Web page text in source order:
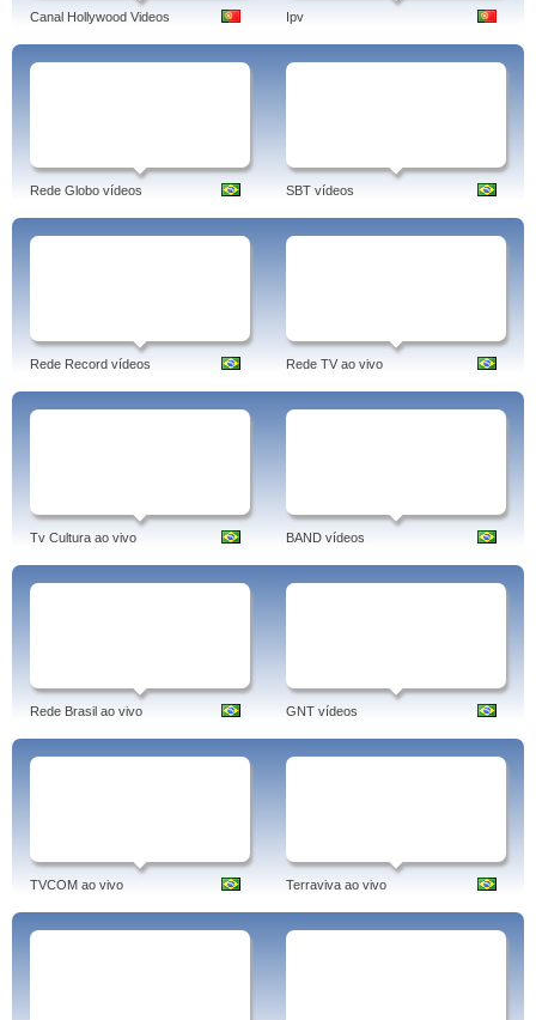
Canal Hollywood Videos Ipv
Rede Globo vídeos SBT vídeos
Rede Record vídeos Rede TV ao vivo
Tv Cultura ao vivo BAND vídeos
Rede Brasil ao vivo GNT vídeos
TVCOM ao vivo Terraviva ao vivo